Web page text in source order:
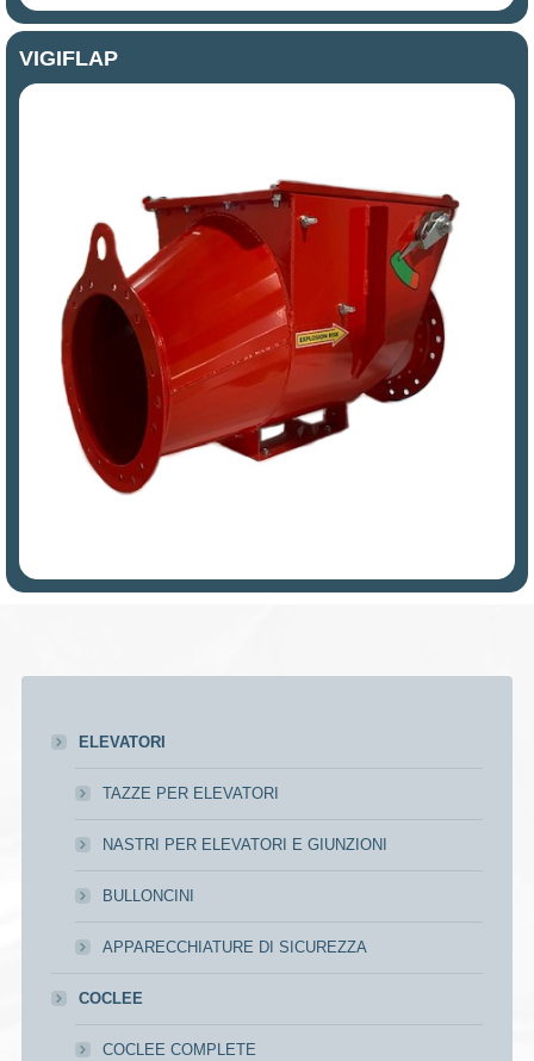
VIGIFLAP
ELEVATORI
TAZZE PER ELEVATORI
NASTRI PER ELEVATORI E GIUNZIONI
BULLONCINI
APPARECCHIATURE DI SICUREZZA
COCLEE
COCLEE COMPLETE